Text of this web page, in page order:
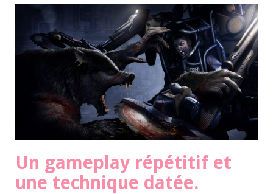
Un gameplay répétitif et
une technique datée.